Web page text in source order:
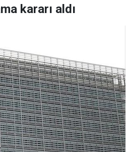
kararı aldı